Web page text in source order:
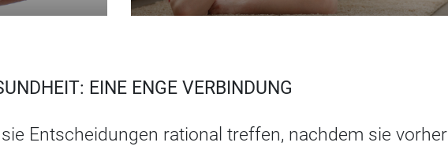
EINE ENGE VERBINDUNG
Entscheidungen rational treffen, nachdem sie vorher